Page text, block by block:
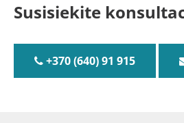
Susisiekite
+370 (640) 91 915